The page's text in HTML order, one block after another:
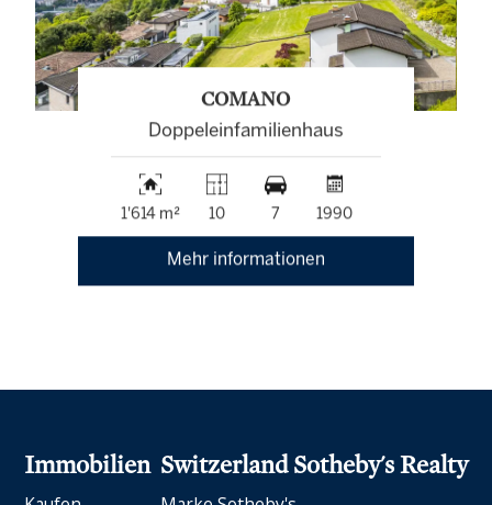
COMANO
Doppeleinfamilienhaus
1'614 m² 10 7 1990
Mehr informationen
Immobilien Switzerland Sotheby's Realty